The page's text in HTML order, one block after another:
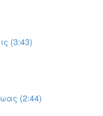
(3:43)
(2:44)